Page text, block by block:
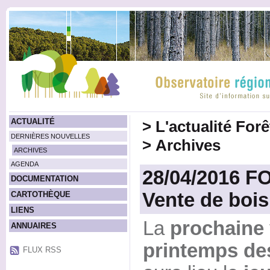
ACTUALITÉ
DERNIÈRES NOUVELLES
ARCHIVES
AGENDA
DOCUMENTATION
CARTOTHÈQUE
LIENS
ANNUAIRES
FLUX RSS
> L'actualité
> Archives
28/04/2016
Vente de
La prochaine
printemps